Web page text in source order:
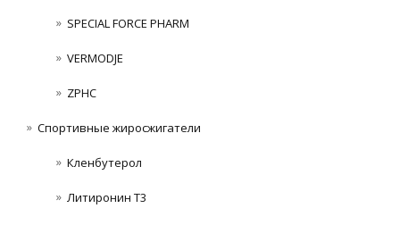
SPECIAL FORCE PHARM
VERMODJE
ZPHC
Спортивные жиросжигатели
Кленбутерол
Литиронин Т3